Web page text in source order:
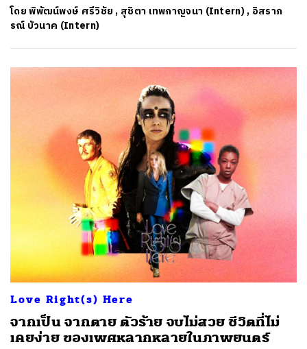
โดยพิพัฒน์พงษ์ ศรีวิชัย, สุชิตา เทพกาญจนา (Intern), อิสราภ
รณ์ บัวนาค (Intern)
Love Right(s) Here
จากเป็น จากตาย ตัวร้าย จบไม่สวย ชีวิตที่ไม่
เคยง่าย ของเพศหลากหลายในภาพยนตร์